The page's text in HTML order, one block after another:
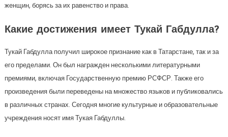
женщин, борясь за их равенство и права.
Какие достижения имеет Тукай Габдулла?
Тукай Габдулла получил широкое признание как в Татарстане, так и за
его пределами. Он был награжден несколькими литературными
премиями, включая Государственную премию РСФСР. Также его
произведения были переведены на множество языков и публиковались
в различных странах. Сегодня многие культурные и образовательные
учреждения носят имя Тукая Габдуллы.